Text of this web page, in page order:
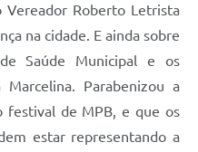
Roberto Letrista
na cidade. E ainda sobre
Saúde Municipal e os
Parabenizou a
festival de MPB, e que os
estar representando a